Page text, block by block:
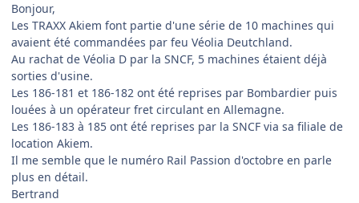
Bonjour,
Les TRAXX Akiem font partie d'une série de 10 machines qui
avaient été commandées par feu Véolia Deutchland.
Au rachat de Véolia D par la SNCF, 5 machines étaient déjà
sorties d'usine.
Les 186-181 et 186-182 ont été reprises par Bombardier puis
louées à un opérateur fret circulant en Allemagne.
Les 186-183 à 185 ont été reprises par la SNCF via sa filiale de
location Akiem.
Il me semble que le numéro Rail Passion d'octobre en parle
plus en détail.
Bertrand